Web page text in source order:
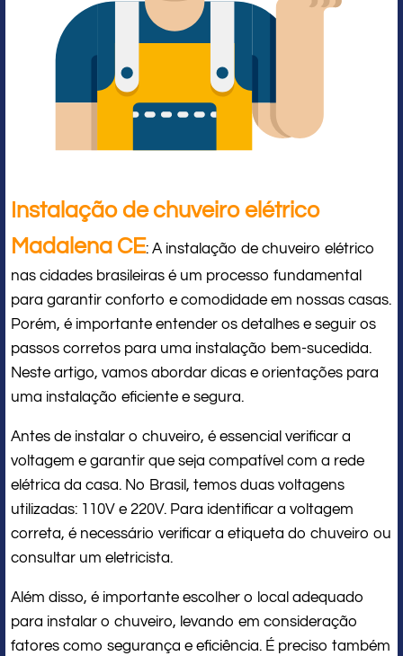
Instalação de chuveiro elétrico
Madalena CE: A instalação de chuveiro elétrico
nas cidades brasileiras é um processo fundamental
para garantir conforto e comodidade em nossas casas.
Porém, é importante entender os detalhes e seguir os
passos corretos para uma instalação bem-sucedida.
Neste artigo, vamos abordar dicas e orientações para
uma instalação eficiente e segura.
Antes de instalar o chuveiro, é essencial verificar a
voltagem e garantir que seja compatível com a rede
elétrica da casa. No Brasil, temos duas voltagens
utilizadas: 110V e 220V. Para identificar a voltagem
correta, é necessário verificar a etiqueta do chuveiro ou
consultar um eletricista.
Além disso, é importante escolher o local adequado
para instalar o chuveiro, levando em consideração
fatores como segurança e eficiência. É preciso também